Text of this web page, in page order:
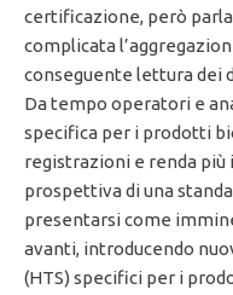
certificazione, però
complicata
conseguente lettura dei
Da tempo operatori e
specifica per i prodotti
registrazioni e renda più
prospettiva di una
presentarsi come
avanti, introducendo
(HTS) specifici per i